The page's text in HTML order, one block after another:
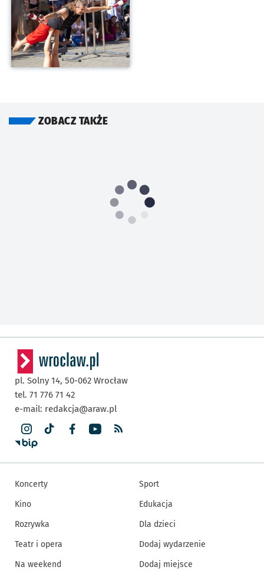
ZOBACZ TAKŻE
pl. Solny 14, 50-062 Wrocław
tel. 71 776 71 42
e-mail: redakcja@araw.pl
Koncerty
Kino
Rozrywka
Teatr i opera
Na weekend
Sport
Edukacja
Dla dzieci
Dodaj wydarzenie
Dodaj miejsce